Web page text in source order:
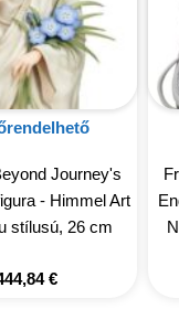
Journey's
- Himmel Art
stílusú, 26 cm
€